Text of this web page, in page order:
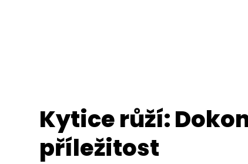
Kytice růží:
příležitost